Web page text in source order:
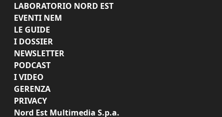
LABORATORIO NORD EST
EVENTI NEM
LE GUIDE
I DOSSIER
NEWSLETTER
PODCAST
I VIDEO
GERENZA
PRIVACY
Nord Est Multimedia S.p.a.